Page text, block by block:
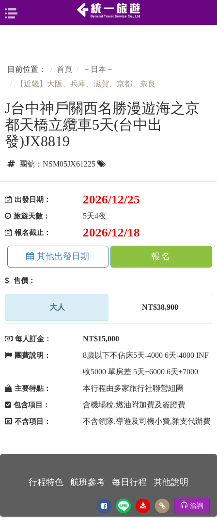
目前位置： 首頁
－日本－
【近畿】大阪、兵庫、滋賀、京都、奈良
J台中神戶關西名勝漫遊海之京
都天橋立纜車5天(台中出
發)JX8819
團號：NSM05JX61225
出發日期： 2026/12/25
旅遊天數： 5天4夜
報名截止： 2026/12/18
其他出發日期 報名
售價：
大人 NT$38,900
每人訂金： NT$15,000
團費說明：
8歲以下不佔床5天-4000 6天-4000 INF
收5000 單房差 5天+6000 6天+7000
主要特點： 本行程由多家旅行社聯營組團
包含項目： 含機場稅.燃油附加費及簽證費
不含項目： 不含領隊.導遊及司機小費,雜支代辦費
行程特色 航班參考 每日行程 其他說明
洽詢